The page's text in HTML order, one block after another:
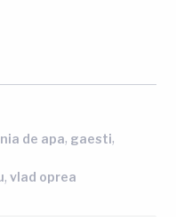
de apa, gaesti,
,vlad oprea